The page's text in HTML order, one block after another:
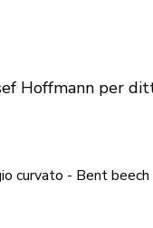
Hoffmann per
curvato - Bent beech